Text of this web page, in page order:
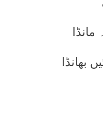
مانڈا
بھانڈا